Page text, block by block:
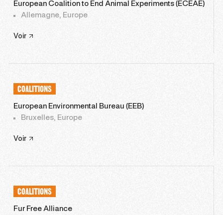
European Coalition to End Animal Experiments (ECEAE)
Allemagne, Europe
Voir
COALITIONS
European Environmental Bureau (EEB)
Bruxelles, Europe
Voir
COALITIONS
Fur Free Alliance